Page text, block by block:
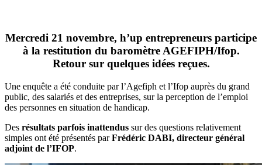
Mercredi 21 novembre, h’up entrepreneurs participe
à la restitution du baromètre AGEFIPH/Ifop.
Retour sur quelques idées reçues.
Une enquête a été conduite par l’Agefiph et l’Ifop auprès du grand
public, des salariés et des entreprises, sur la perception de l’emploi
des personnes en situation de handicap.
Des résultats parfois inattendus sur des questions relativement
simples ont été présentés parFrédéric DABI, directeur général
adjoint de l’IFOP.